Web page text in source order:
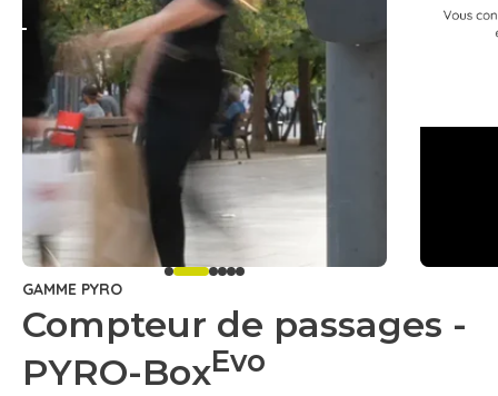
GAMME PYRO
Compteur de passages -
PYRO-BoxEvo